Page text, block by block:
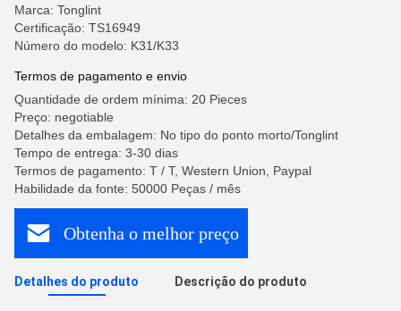
Marca: Tonglint
Certificação: TS16949
Número do modelo: K31/K33
Termos de pagamento e envio
Quantidade de ordem mínima: 20 Pieces
Preço: negotiable
Detalhes da embalagem: No tipo do ponto morto/Tonglint
Tempo de entrega: 3-30 dias
Termos de pagamento: T / T, Western Union, Paypal
Habilidade da fonte: 50000 Peças / mês
Obtenha o melhor preço
Detalhes do produto Descrição do produto